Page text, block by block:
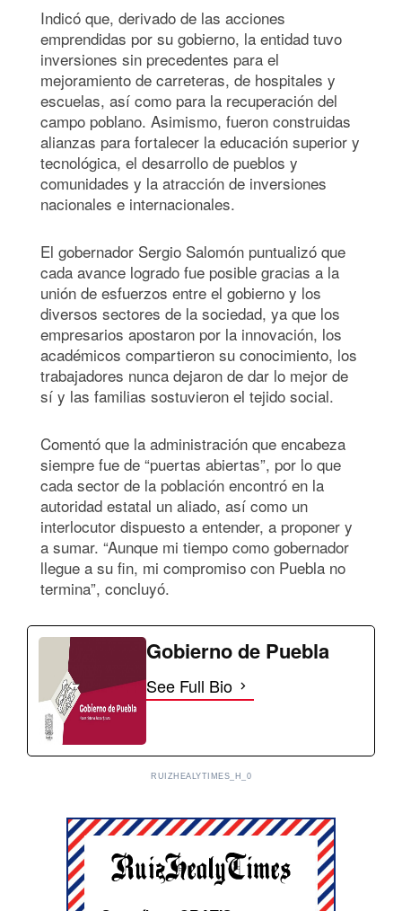
Indicó que, derivado de las acciones
emprendidas por su gobierno, la entidad tuvo
inversiones sin precedentes para el
mejoramiento de carreteras, de hospitales y
escuelas, así como para la recuperación del
campo poblano. Asimismo, fueron construidas
alianzas para fortalecer la educación superior y
tecnológica, el desarrollo de pueblos y
comunidades y la atracción de inversiones
nacionales e internacionales.
El gobernador Sergio Salomón puntualizó que
cada avance logrado fue posible gracias a la
unión de esfuerzos entre el gobierno y los
diversos sectores de la sociedad, ya que los
empresarios apostaron por la innovación, los
académicos compartieron su conocimiento, los
trabajadores nunca dejaron de dar lo mejor de
sí y las familias sostuvieron el tejido social.
Comentó que la administración que encabeza
siempre fue de “puertas abiertas”, por lo que
cada sector de la población encontró en la
autoridad estatal un aliado, así como un
interlocutor dispuesto a entender, a proponer y
a sumar. “Aunque mi tiempo como gobernador
llegue a su fin, mi compromiso con Puebla no
termina”, concluyó.
Gobierno de Puebla
See Full Bio
RUIZHEALYTIMES_H_0